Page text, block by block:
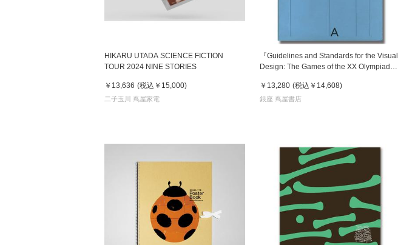
HIKARU UTADA SCIENCE FICTION
TOUR 2024 NINE STORIES
￥13,636 (税込 ￥15,000)
二子玉川 蔦屋家電
『Guidelines and Standards for the Visual
Design: The Games of the XX Olympiad
ピック デザインガイドライン
￥13,280 (税込 ￥14,608)
銀座 蔦屋書店